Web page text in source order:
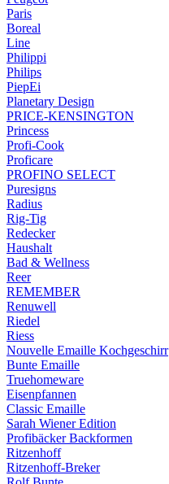
Paris
Boreal
Line
Philippi
Philips
PiepEi
Planetary Design
PRICE-KENSINGTON
Princess
Profi-Cook
Proficare
PROFINO SELECT
Puresigns
Radius
Rig-Tig
Redecker
Haushalt
Bad & Wellness
Reer
REMEMBER
Renuwell
Riedel
Riess
Nouvelle Emaille Kochgeschirr
Bunte Emaille
Truehomeware
Eisenpfannen
Classic Emaille
Sarah Wiener Edition
Profibäcker Backformen
Ritzenhoff
Ritzenhoff-Breker